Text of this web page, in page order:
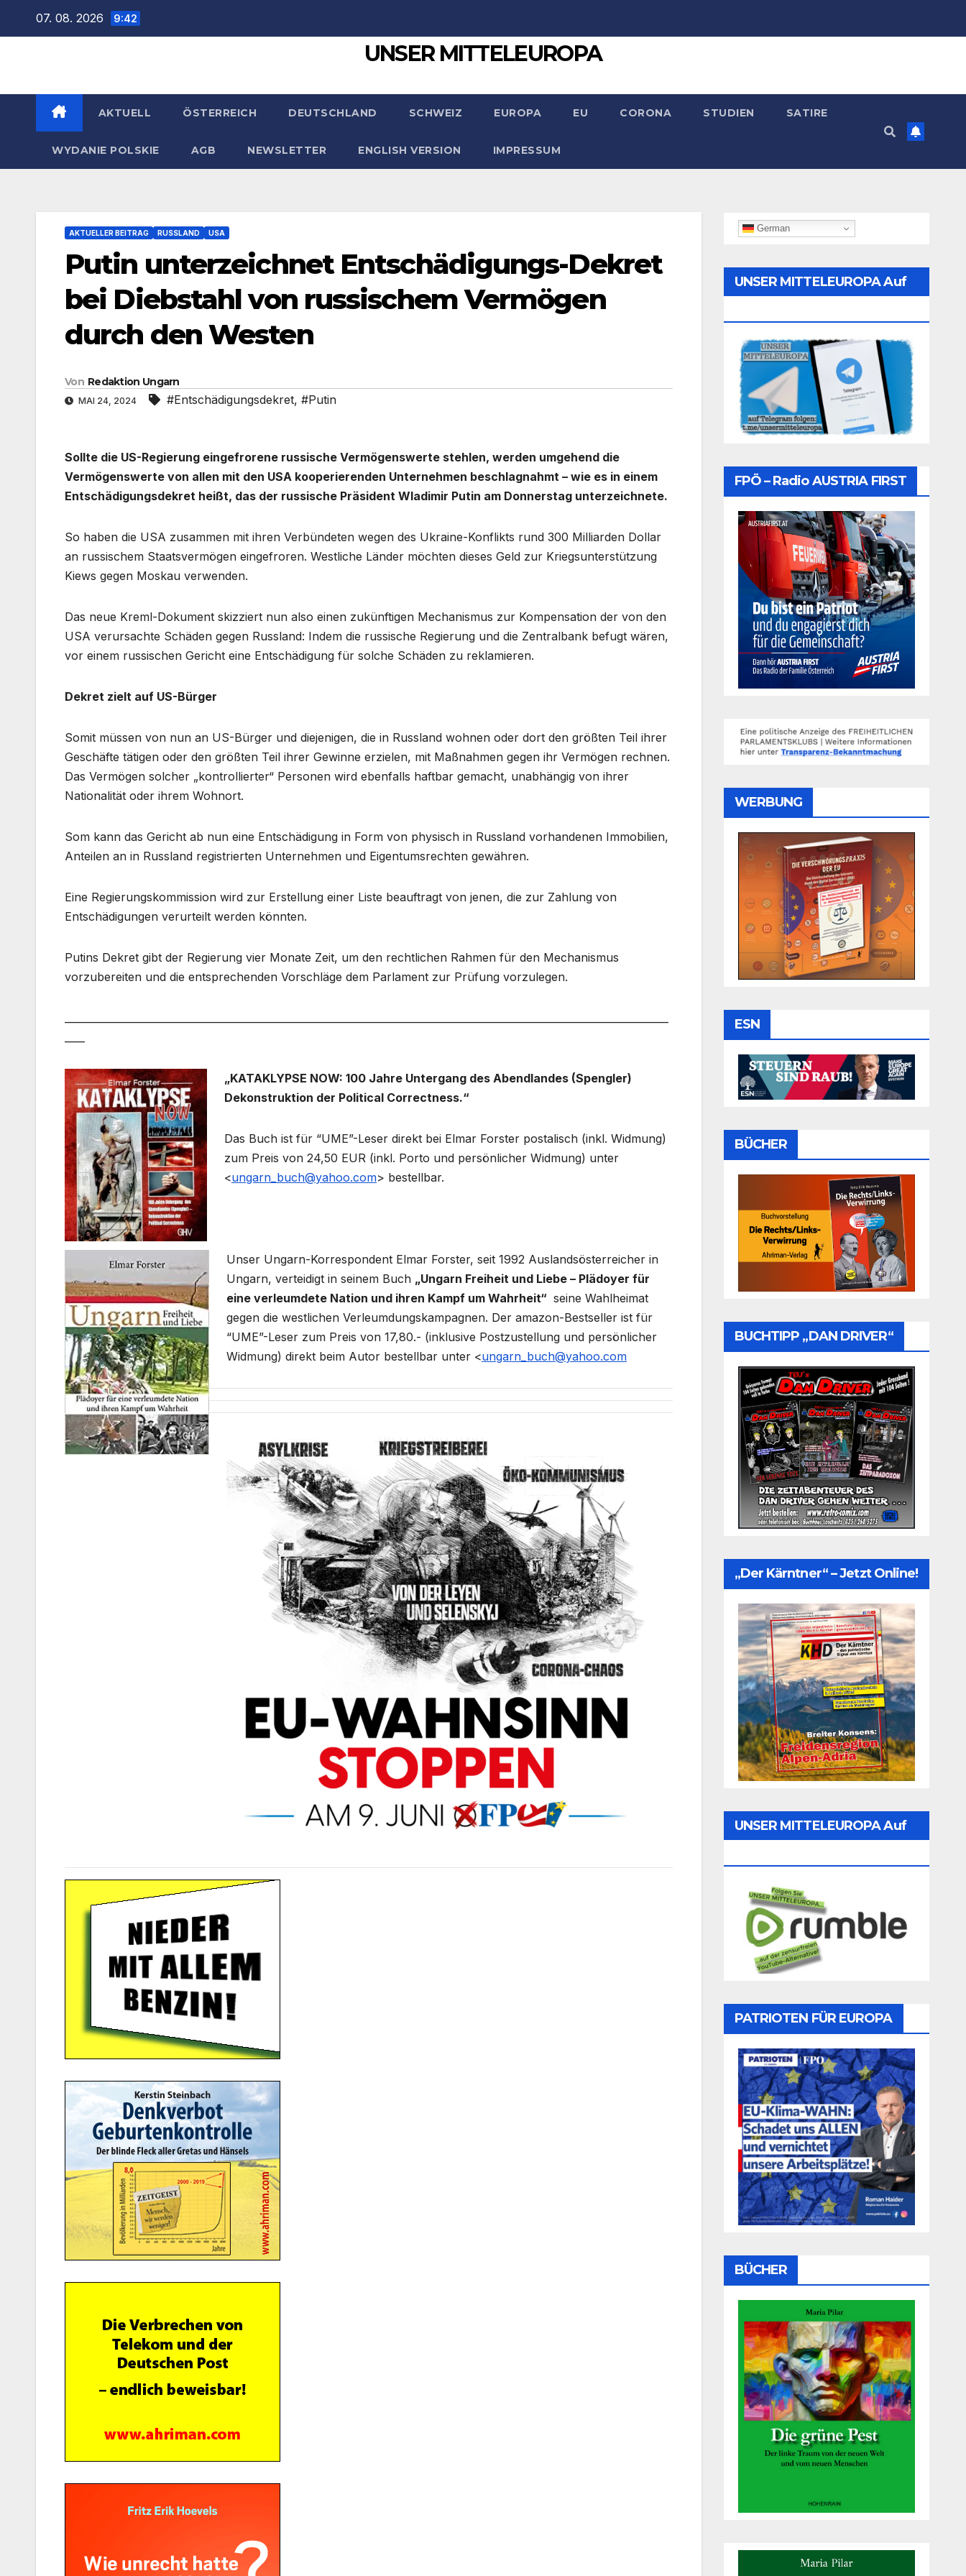
07. 08. 2026 9:42
UNSER MITTELEUROPA
AKTUELL ÖSTERREICH DEUTSCHLAND SCHWEIZ EUROPA EU CORONA STUDIEN SATIRE
WYDANIE POLSKIE AGB NEWSLETTER ENGLISH VERSION IMPRESSUM
AKTUELLER BEITRAG RUSSLAND USA
Putin unterzeichnet Entschädigungs-Dekret
bei Diebstahl von russischem Vermögen
durch den Westen
Von Redaktion Ungarn
MAI 24, 2024 #Entschädigungsdekret, #Putin
Sollte die US-Regierung eingefrorene russische Vermögenswerte stehlen, werden umgehend die
Vermögenswerte von allen mit den USA kooperierenden Unternehmen beschlagnahmt – wie es in einem
Entschädigungsdekret heißt, das der russische Präsident Wladimir Putin am Donnerstag unterzeichnete.
So haben die USA zusammen mit ihren Verbündeten wegen des Ukraine-Konflikts rund 300 Milliarden Dollar
an russischem Staatsvermögen eingefroren. Westliche Länder möchten dieses Geld zur Kriegsunterstützung
Kiews gegen Moskau verwenden.
Das neue Kreml-Dokument skizziert nun also einen zukünftigen Mechanismus zur Kompensation der von den
USA verursachte Schäden gegen Russland: Indem die russische Regierung und die Zentralbank befugt wären,
vor einem russischen Gericht eine Entschädigung für solche Schäden zu reklamieren.
Dekret zielt auf US-Bürger
Somit müssen von nun an US-Bürger und diejenigen, die in Russland wohnen oder dort den größten Teil ihrer
Geschäfte tätigen oder den größten Teil ihrer Gewinne erzielen, mit Maßnahmen gegen ihr Vermögen rechnen.
Das Vermögen solcher „kontrollierter“ Personen wird ebenfalls haftbar gemacht, unabhängig von ihrer
Nationalität oder ihrem Wohnort.
Som kann das Gericht ab nun eine Entschädigung in Form von physisch in Russland vorhandenen Immobilien,
Anteilen an in Russland registrierten Unternehmen und Eigentumsrechten gewähren.
Eine Regierungskommission wird zur Erstellung einer Liste beauftragt von jenen, die zur Zahlung von
Entschädigungen verurteilt werden könnten.
Putins Dekret gibt der Regierung vier Monate Zeit, um den rechtlichen Rahmen für den Mechanismus
vorzubereiten und die entsprechenden Vorschläge dem Parlament zur Prüfung vorzulegen.
„KATAKLYPSE NOW: 100 Jahre Untergang des Abendlandes (Spengler)
Dekonstruktion der Political Correctness.“
Das Buch ist für “UME”-Leser direkt bei Elmar Forster postalisch (inkl. Widmung)
zum Preis von 24,50 EUR (inkl. Porto und persönlicher Widmung) unter
<ungarn_buch@yahoo.com> bestellbar.
Unser Ungarn-Korrespondent Elmar Forster, seit 1992 Auslandsösterreicher in
Ungarn, verteidigt in seinem Buch „Ungarn Freiheit und Liebe – Plädoyer für
eine verleumdete Nation und ihren Kampf um Wahrheit“ seine Wahlheimat
gegen die westlichen Verleumdungskampagnen. Der amazon-Bestseller ist für
“UME”-Leser zum Preis von 17,80.- (inklusive Postzustellung und persönlicher
Widmung) direkt beim Autor bestellbar unter <ungarn_buch@yahoo.com
German
UNSER MITTELEUROPA Auf
FPÖ – Radio AUSTRIA FIRST
WERBUNG
ESN
BÜCHER
BUCHTIPP „DAN DRIVER“
„Der Kärntner“ – Jetzt Online!
UNSER MITTELEUROPA Auf
PATRIOTEN FÜR EUROPA
BÜCHER